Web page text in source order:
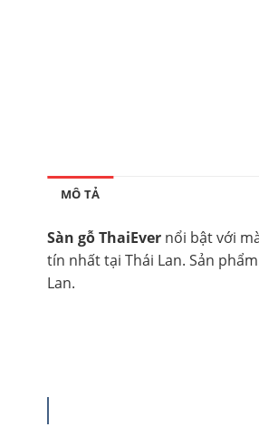
MÔ TẢ
Sàn gỗ ThaiEver nổi bật với
tín nhất tại Thái Lan. Sản
Lan.